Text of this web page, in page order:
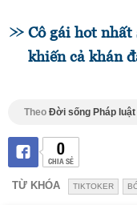
Cô gái hot
khiến cả khán
Theo Đời sống Pháp luật
0
CHIA SẺ
TỪ KHÓA TIKTOKER